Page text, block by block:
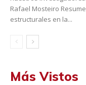
Rafael Mosteiro Resumen Este artículo investiga los
estructurales en la...
Más Vistos